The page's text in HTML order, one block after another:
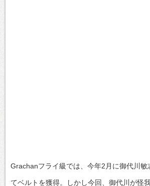
Grachanフライ級では、今年2月に御代川敏
てベルトを獲得。しかし今回、御代川が怪